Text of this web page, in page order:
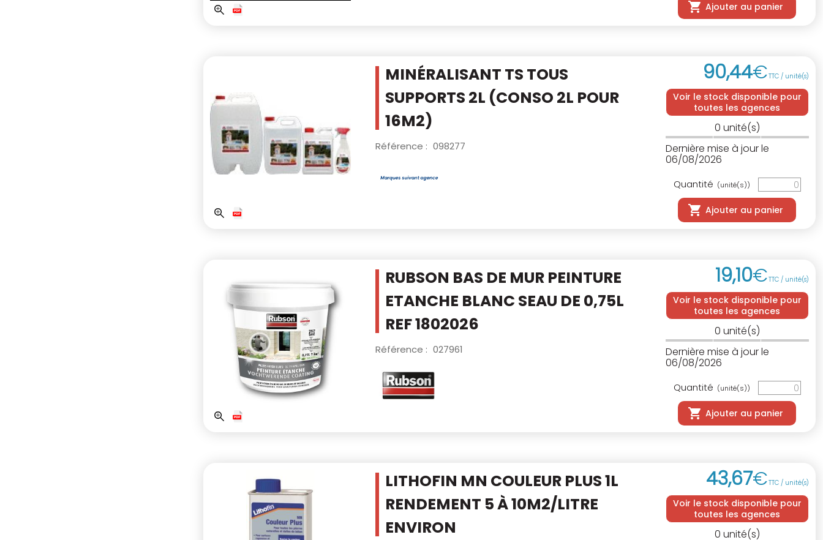
Ajouter au panier
MINÉRALISANT TS TOUS
SUPPORTS 2L (CONSO 2L POUR
16M2)
Référence : 098277
90,44€TTC / unité(s)
Voir le stock disponible pour
toutes les agences
0 unité(s)
Dernière mise à jour le
06/08/2026
Quantité (unité(s))
Ajouter au panier
RUBSON BAS DE MUR PEINTURE
ETANCHE BLANC SEAU DE 0,75L
REF 1802026
Référence : 027961
19,10€TTC / unité(s)
Voir le stock disponible pour
toutes les agences
0 unité(s)
Dernière mise à jour le
06/08/2026
Quantité (unité(s))
Ajouter au panier
LITHOFIN MN COULEUR PLUS 1L
RENDEMENT 5 À 10M2/LITRE
ENVIRON
43,67€TTC / unité(s)
Voir le stock disponible pour
toutes les agences
0 unité(s)